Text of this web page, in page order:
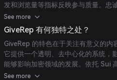
发和浏览量等指标反映参与质量。忠
许用户展示影响力并用积分兑换空投
See more
GiveRep 有何独特之处？
GiveRep 的特色在于关注有意义的内
它提供一个透明、去中心化的系统，
能够影响加密领域的发展。依托 Sui
松支持充满活力的社区规模扩展。
See more